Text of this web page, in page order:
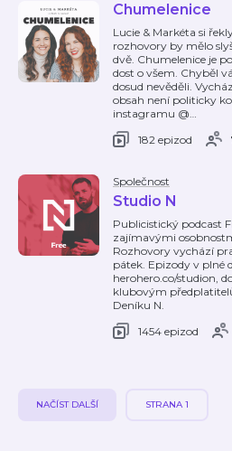
Chumelenice
Lucie & Markéta si
rozhovory by mělo
dvě. Chumelenice je
dost o všem. Chyběl
dosud nevěděli.
obsah není politicky
instagramu @…
182 epizod
Společnost
Studio N
Publicistický podcast
zajímavými
Rozhovory vychází
pátek. Epizody v plné
herohero.co/studion,
klubovým
Deníku N.
1454 epizod
NAČÍST DALŠÍ STRANA 1